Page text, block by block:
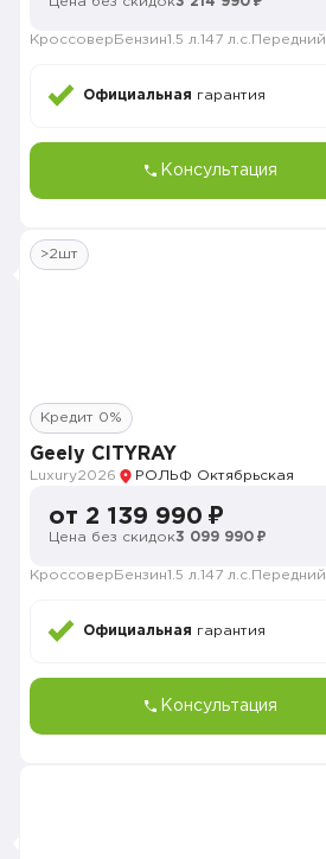
Кроссовер Бензин1.5 л. 147 л.с. Передний
Официальная гарантия
Консультация
>2шт
Кредит 0%
Geely CITYRAY
Luxury2026 РОЛЬФ Октябрьская
от 2 139 990 ₽
Цена без скидок3 099 990 ₽
Кроссовер Бензин1.5 л. 147 л.с. Передний
Официальная гарантия
Консультация